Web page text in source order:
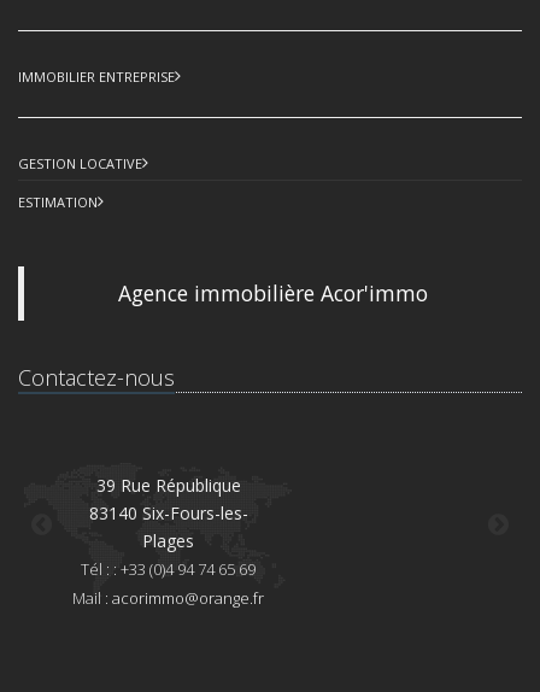
IMMOBILIER ENTREPRISE
GESTION LOCATIVE
ESTIMATION
Agence immobilière Acor'immo
Contactez-nous
39 Rue République
83140 Six-Fours-les-
Plages
Tél : : +33 (0)4 94 74 65 69
Mail : acorimmo@orange.fr